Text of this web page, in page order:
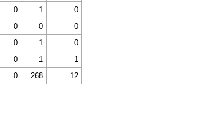
0 1
0
0 0
0
0 1
0
0 1
1
0 268 12